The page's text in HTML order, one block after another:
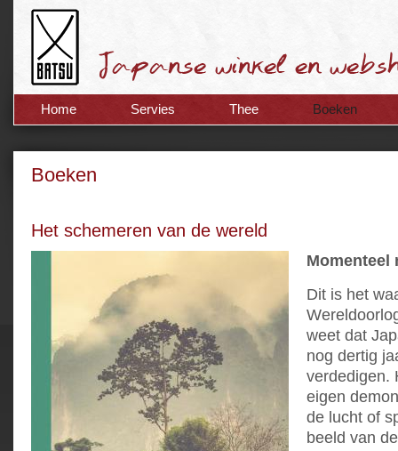
Home Servies Thee Boeken
Boeken
Het schemeren van de wereld
Momenteel
Dit is het
weet dat
nog dertig
verdedigen.
eigen
de lucht of
beeld van